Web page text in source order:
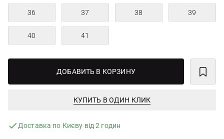
36 37 38 39
40 41
ДОБАВИТЬ В КОРЗИНУ
КУПИТЬ В ОДИН КЛИК
Доставка по Києву від 2 годин